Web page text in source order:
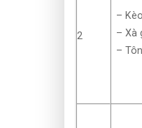
2
–
– Xà
–